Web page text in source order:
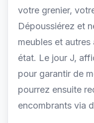
votre grenier,
Dépoussiérez et
meubles et
état. Le jour J,
pour garantir de
pourrez ensuite
encombrants via